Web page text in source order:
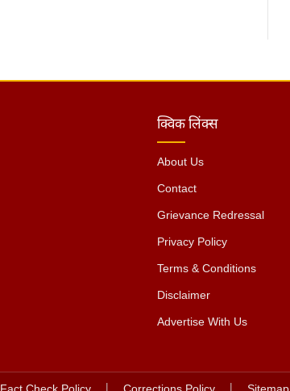
क्विक लिंक्स
About Us
Contact
Grievance Redressal
Privacy Policy
Terms & Conditions
Disclaimer
Advertise With Us